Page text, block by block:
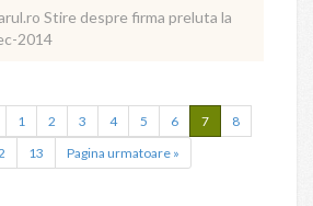
Stire despre firma preluta la
2014
1 2 3 4 5 6 7
8
13 Pagina urmatoare »